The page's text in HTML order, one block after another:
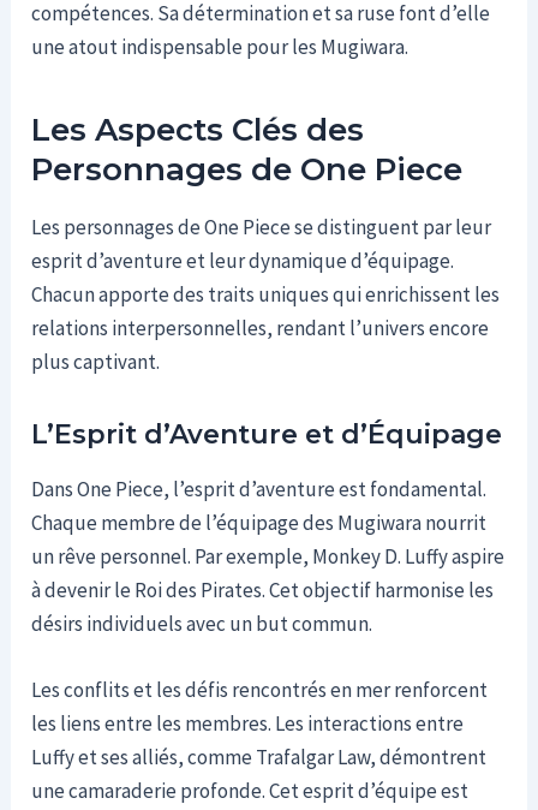
compétences. Sa détermination et sa ruse font d’elle
une atout indispensable pour les Mugiwara.
Les Aspects Clés des
Personnages de One Piece
Les personnages de One Piece se distinguent par leur
esprit d’aventure et leur dynamique d’équipage.
Chacun apporte des traits uniques qui enrichissent les
relations interpersonnelles, rendant l’univers encore
plus captivant.
L’Esprit d’Aventure et d’Équipage
Dans One Piece, l’esprit d’aventure est fondamental.
Chaque membre de l’équipage des Mugiwara nourrit
un rêve personnel. Par exemple, Monkey D. Luffy aspire
à devenir le Roi des Pirates. Cet objectif harmonise les
désirs individuels avec un but commun.
Les conflits et les défis rencontrés en mer renforcent
les liens entre les membres. Les interactions entre
Luffy et ses alliés, comme Trafalgar Law, démontrent
une camaraderie profonde. Cet esprit d’équipe est